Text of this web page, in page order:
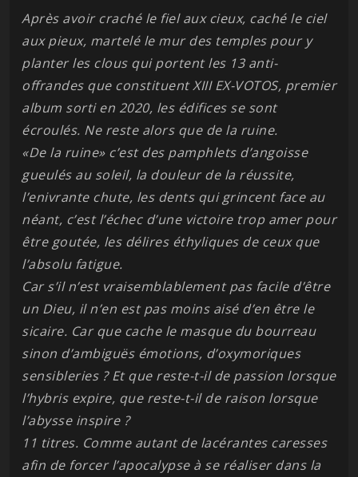
Après avoir craché le fiel aux cieux, caché le ciel
aux pieux, martelé le mur des temples pour y
planter les clous qui portent les 13 anti-
offrandes que constituent XIII EX-VOTOS, premier
album sorti en 2020, les édifices se sont
écroulés. Ne reste alors que de la ruine.
«De la ruine» c’est des pamphlets d’angoisse
gueulés au soleil, la douleur de la réussite,
l’enivrante chute, les dents qui grincent face au
néant, c’est l’échec d’une victoire trop amer pour
être goutée, les délires éthyliques de ceux que
l’absolu fatigue.
Car s’il n’est vraisemblablement pas facile d’être
un Dieu, il n’en est pas moins aisé d’en être le
sicaire. Car que cache le masque du bourreau
sinon d’ambiguës émotions, d’oxymoriques
sensibleries ? Et que reste-t-il de passion lorsque
l’hybris expire, que reste-t-il de raison lorsque
l’abysse inspire ?
11 titres. Comme autant de lacérantes caresses
afin de forcer l’apocalypse à se réaliser dans la